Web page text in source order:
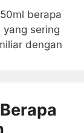
berapa
sering
dengan